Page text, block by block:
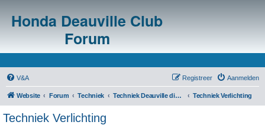
Honda Deauville Club
Forum
V&A Aanmelden
Registreer
Website Forum Techniek Techniek Deauville diversen Techniek Verlichting
Techniek Verlichting